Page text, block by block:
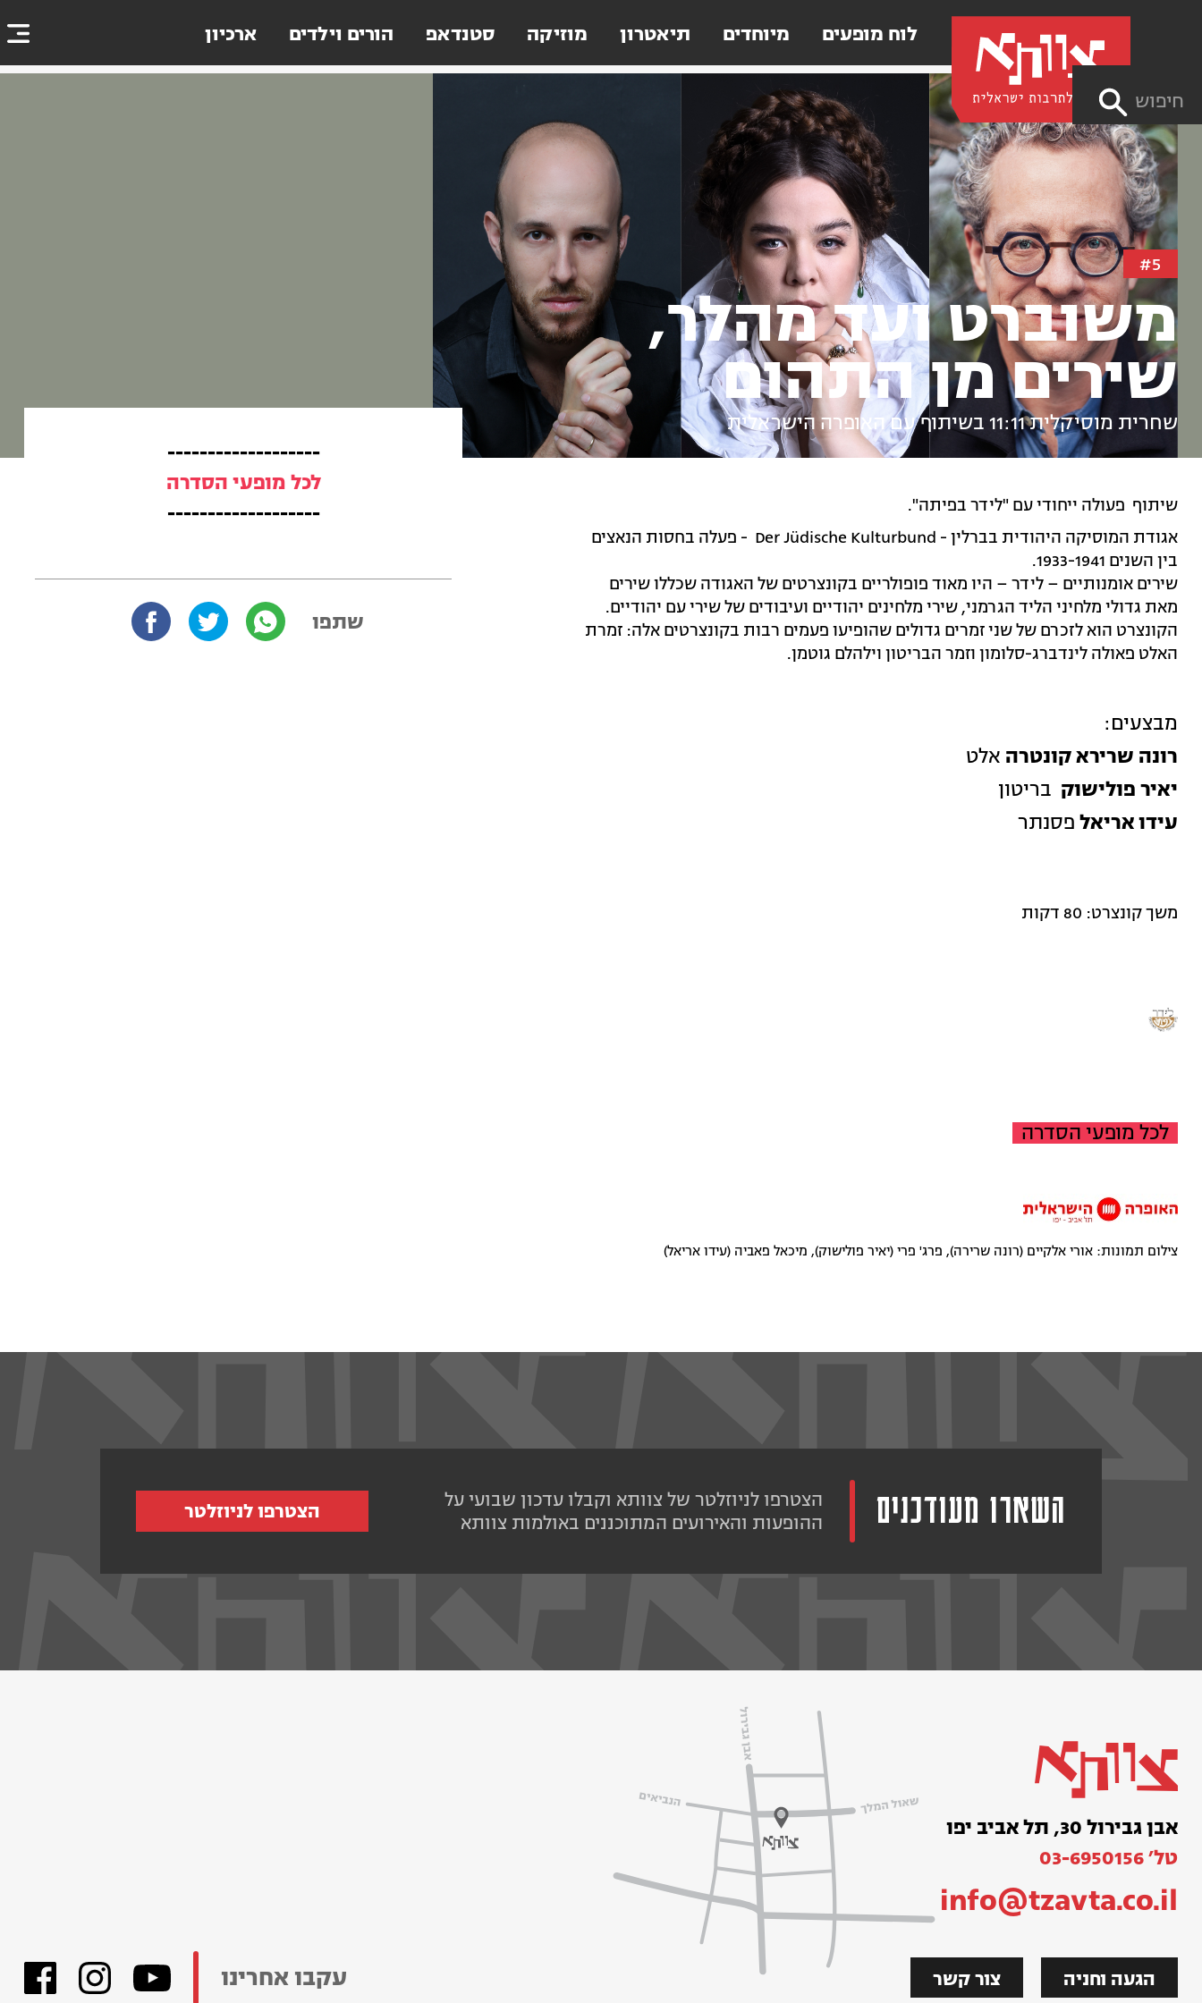
לוח מופעים מיוחדים תיאטרון מוזיקה סטנדאפ הורים וילדים ארכיון
חיפוש
#5
משוברט ועד מהלר,
שירים מן התהום
שחרית מוסיקלית 11:11 בשיתוף עם האופרה הישראלית
-------------------
לכל מופעי הסדרה
-------------------
שתפו
שיתוף פעולה ייחודי עם "לידר בפיתה".
אגודת המוסיקה היהודית בברלין - Der Jüdische Kulturbund - פעלה בחסות הנאצים
בין השנים 1933-1941.
שירים אומנותיים – לידר – היו מאוד פופולריים בקונצרטים של האגודה שכללו שירים
מאת גדולי מלחיני הליד הגרמני, שירי מלחינים יהודיים ועיבודים של שירי עם יהודיים.
הקונצרט הוא לזכרם של שני זמרים גדולים שהופיעו פעמים רבות בקונצרטים אלה: זמרת
האלט פאולה לינדברג-סלומון וזמר הבריטון וילהלם גוטמן.
מבצעים:
רונה שרירא קונטרה אלט
יאיר פולישוק בריטון
עידו אריאלפסנתר
משך קונצרט: 80 דקות
לכל מופעי הסדרה
צילום תמונות: אורי אלקיים (רונה שרירה), פרג' פרי (יאיר פולישוק), מיכאל פאביה (עידו אריאל)
השארו מעודכנים
הצטרפו לניוזלטר של צוותא וקבלו עדכון שבועי על
ההופעות והאירועים המתוכננים באולמות צוותא
הצטרפו לניוזלטר
אבן גבירול 30, תל אביב יפו
טל׳ 03-6950156
info@tzavta.co.il
צור קשר הגעה וחניה עקבו אחרינו